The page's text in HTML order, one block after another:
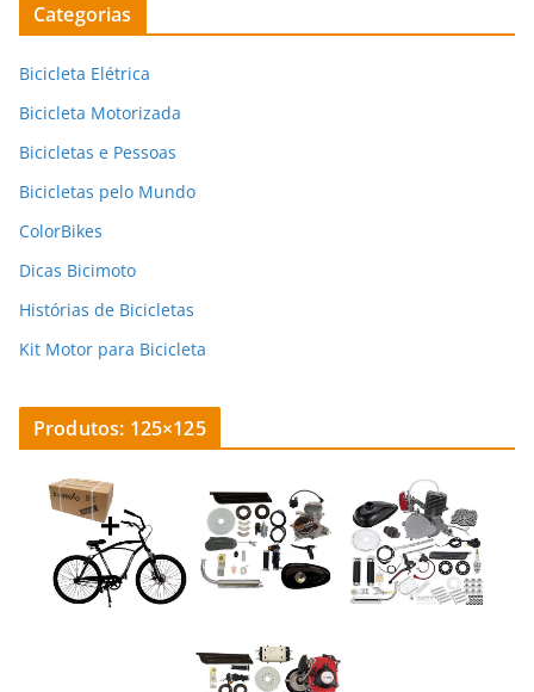
Categorias
Bicicleta Elétrica
Bicicleta Motorizada
Bicicletas e Pessoas
Bicicletas pelo Mundo
ColorBikes
Dicas Bicimoto
Histórias de Bicicletas
Kit Motor para Bicicleta
Produtos: 125×125